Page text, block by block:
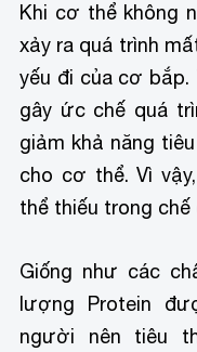
Khi cơ thể không
xảy ra quá trình
yếu đi của cơ bắp.
gây ức chế quá
giảm khả năng
cho cơ thể. Vì
thể thiếu trong
Giống như các
lượng Protein
người nên tiêu